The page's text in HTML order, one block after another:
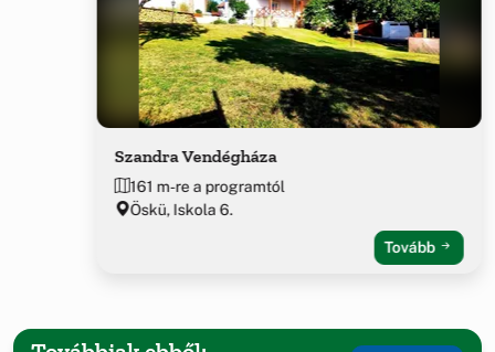
Szandra Vendégháza
161 m-re a programtól
Öskü, Iskola 6.
Tovább